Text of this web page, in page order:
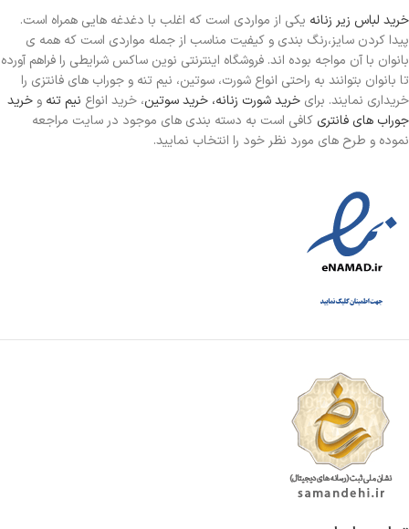
خرید لباس زیر زنانه یکی از مواردی است که اغلب با دغدغه هایی همراه است.
پیدا کردن سایز،رنگ بندی و کیفیت مناسب از جمله مواردی است که همه ی
بانوان با آن مواجه بوده اند. فروشگاه اینترنتی نوین ساکس شرایطی را فراهم آورده
تا بانوان بتوانند به راحتی انواع شورت، سوتین، نیم تنه و جوراب های فانتزی را
خریداری نمایند. برای خرید شورت زنانه، خرید سوتین، خرید انواع نیم تنه و خرید
جوراب های فانتری کافی است به دسته بندی های موجود در سایت مراجعه
نموده و طرح های مورد نظر خود را انتخاب نمایید.